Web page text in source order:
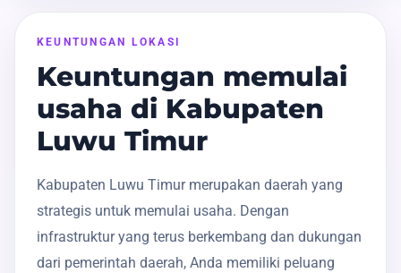
KEUNTUNGAN LOKASI
Keuntungan memulai
usaha di Kabupaten
Luwu Timur
Kabupaten Luwu Timur merupakan daerah yang
strategis untuk memulai usaha. Dengan
infrastruktur yang terus berkembang dan dukungan
dari pemerintah daerah, Anda memiliki peluang